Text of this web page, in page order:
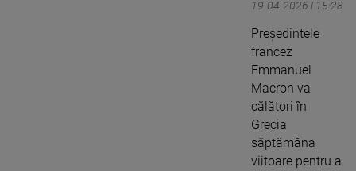
19-04-2026 | 15:28
Preşedintele
francez
Emmanuel
Macron va
călători în
Grecia
săptămâna
viitoare pentru a